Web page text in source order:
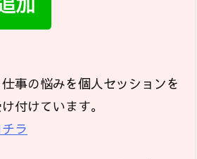
事の悩みを個人セッションを
付けています。
ラ